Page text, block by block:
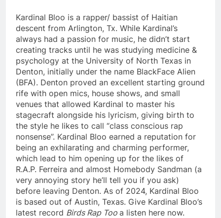
Kardinal Bloo is a rapper/ bassist of Haitian
descent from Arlington, Tx. While Kardinal’s
always had a passion for music, he didn’t start
creating tracks until he was studying medicine &
psychology at the University of North Texas in
Denton, initially under the name BlackFace Alien
(BFA). Denton proved an excellent starting ground
rife with open mics, house shows, and small
venues that allowed Kardinal to master his
stagecraft alongside his lyricism, giving birth to
the style he likes to call “class conscious rap
nonsense”. Kardinal Bloo earned a reputation for
being an exhilarating and charming performer,
which lead to him opening up for the likes of
R.A.P. Ferreira and almost Homebody Sandman (a
very annoying story he’ll tell you if you ask)
before leaving Denton. As of 2024, Kardinal Bloo
is based out of Austin, Texas. Give Kardinal Bloo’s
latest record Birds Rap Too a listen here now.